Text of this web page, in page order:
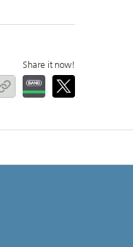
Share it now!